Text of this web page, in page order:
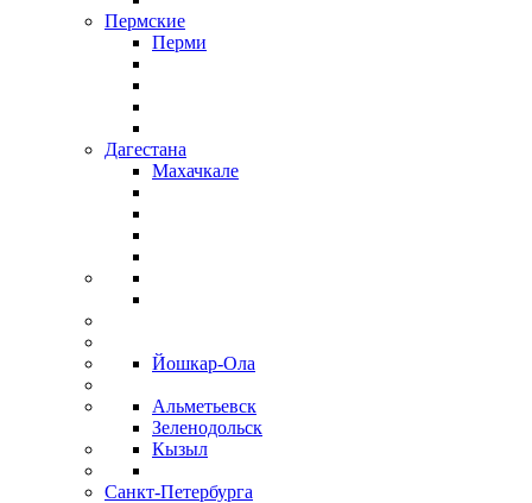
Пермские
Перми
Дагестана
Махачкале
Йошкар-Ола
Альметьевск
Зеленодольск
Кызыл
Санкт-Петербурга